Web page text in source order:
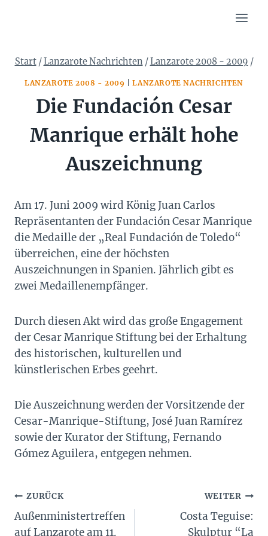
Start /Lanzarote Nachrichten /Lanzarote 2008 - 2009 /
LANZAROTE 2008 - 2009 |LANZAROTE NACHRICHTEN
Die Fundación Cesar
Manrique erhält hohe
Auszeichnung
Am 17. Juni 2009 wird König Juan Carlos
Repräsentanten der Fundación Cesar Manrique
die Medaille der „Real Fundación de Toledo“
überreichen, eine der höchsten
Auszeichnungen in Spanien. Jährlich gibt es
zwei Medaillenempfänger.
Durch diesen Akt wird das große Engagement
der Cesar Manrique Stiftung bei der Erhaltung
des historischen, kulturellen und
künstlerischen Erbes geehrt.
Die Auszeichnung werden der Vorsitzende der
Cesar-Manrique-Stiftung, José Juan Ramírez
sowie der Kurator der Stiftung, Fernando
Gómez Aguilera, entgegen nehmen.
Beitragsnavigation
ZURÜCK
Außenministertreffen
auf Lanzarote am 11.
WEITER
Costa Teguise:
Skulptur “La